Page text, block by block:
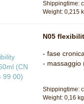
Shippingtime:
Weight: 0,215
N05
- fase cronica
- massaggio
Shippingtime:
Weight: 0,16